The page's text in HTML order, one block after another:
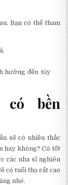
Bạn có thể tham
hưởng đến tủy
có bền
sẽ có nhiều thắc
hay không? Có tốt
các nha sĩ nghiên
có tuổi thọ rất cao
nhé.